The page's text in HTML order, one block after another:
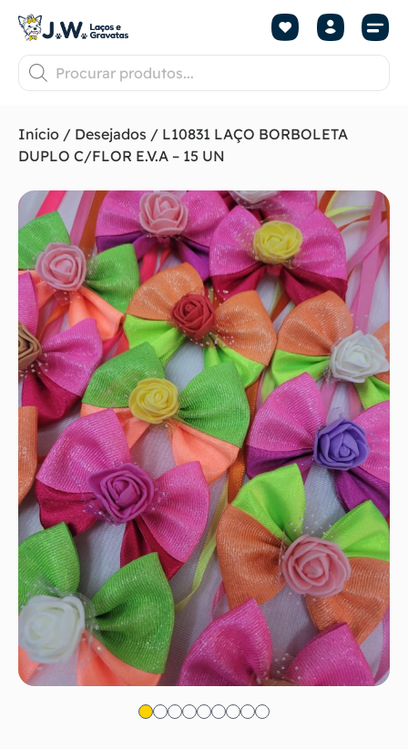
Início / Desejados / L10831 LAÇO BORBOLETA
DUPLO C/FLOR E.V.A – 15 UN